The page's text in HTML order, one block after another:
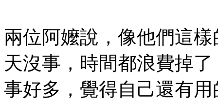
兩位阿嬤說，像他們這
天沒事，時間都浪費掉
事好多，覺得自己還有